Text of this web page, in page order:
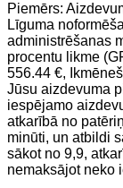
Piemērs:
Līguma
administrēšanas
procentu likme
556.44 €,
Jūsu aizdevuma
iespējamo
atkarībā no
minūti, un atbildi
sākot no 9,9,
nemaksājot neko